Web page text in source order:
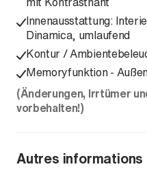
Innenausstattung:
Dinamica, umlaufend
Kontur /
Memoryfunktion -
(Änderungen, Irrtümer
vorbehalten!)
Autres informations